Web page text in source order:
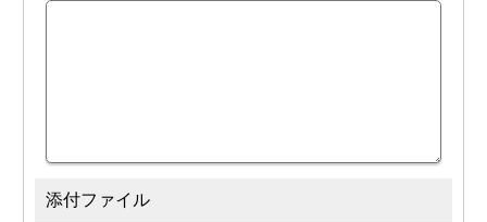
添付ファイル